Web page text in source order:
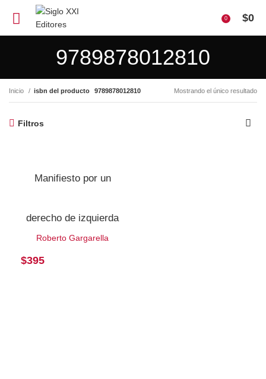
0 $0
9789878012810
Inicio isbn del producto 9789878012810 Mostrando el único resultado
Filtros
Manifiesto por un
derecho de izquierda
Roberto Gargarella
$395